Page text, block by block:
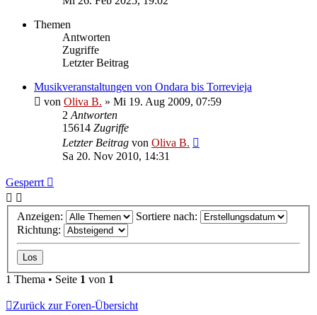
Themen
Antworten
Zugriffe
Letzter Beitrag
Musikveranstaltungen von Ondara bis Torrevieja
von Oliva B. » Mi 19. Aug 2009, 07:59
2 Antworten
15614 Zugriffe
Letzter Beitrag von Oliva B.
Sa 20. Nov 2010, 14:31
Gesperrt
Anzeigen:
Sortiere nach:
Richtung:
1 Thema • Seite 1 von 1
Zurück zur Foren-Übersicht